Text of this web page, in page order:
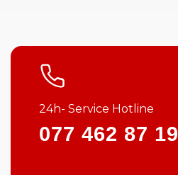
24h- Service Hotline
077 462 87 19